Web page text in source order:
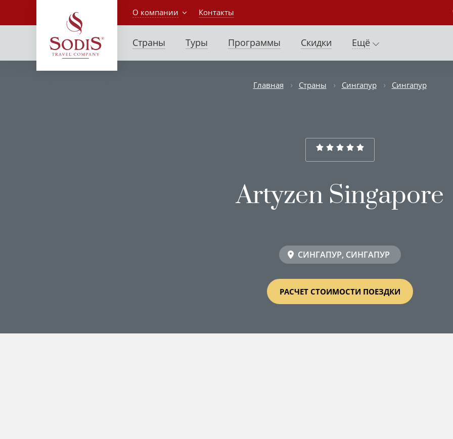
О компании Контакты
Страны Туры Программы Скидки Ещё
Главная Страны Сингапур Сингапур
Artyzen Singapore
СИНГАПУР, СИНГАПУР
РАСЧЕТ СТОИМОСТИ ПОЕЗДКИ